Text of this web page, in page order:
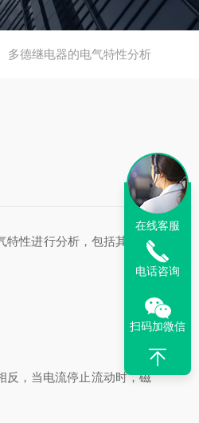
多德继电器的电气特性分析
特性进行分析，包括其工作
，当电流停止流动时，磁
在线客服
电话咨询
扫码加微信